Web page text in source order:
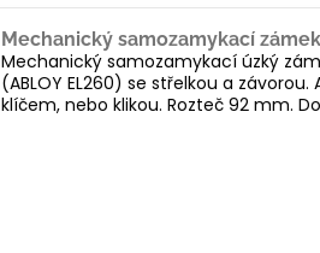
Mechanický samozamykací
Mechanický samozamykací úzký
(ABLOY EL260) se střelkou a
klíčem, nebo klikou. Rozteč 92 mm.